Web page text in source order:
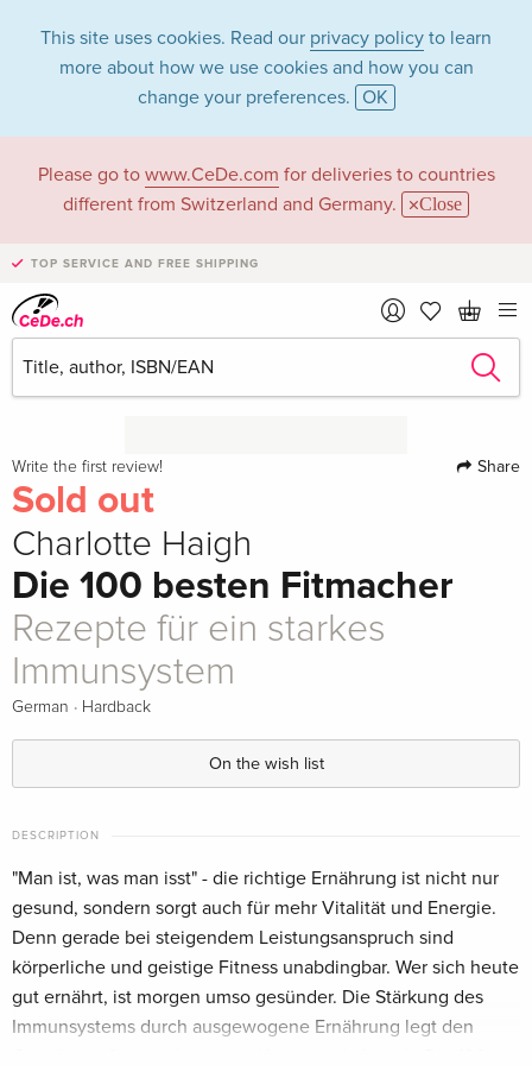
This site uses cookies. Read our privacy policy to learn
more about how we use cookies and how you can
change your preferences. OK
Please go to www.CeDe.com for deliveries to countries
different from Switzerland and Germany.
Close
TOP SERVICE AND FREE SHIPPING
Write the first review! Share
Sold out
Charlotte Haigh
Die 100 besten Fitmacher
Rezepte für ein starkes
Immunsystem
German · Hardback
On the wish list
DESCRIPTION
"Man ist, was man isst" - die richtige Ernährung ist nicht nur
gesund, sondern sorgt auch für mehr Vitalität und Energie.
Denn gerade bei steigendem Leistungsanspruch sind
körperliche und geistige Fitness unabdingbar. Wer sich heute
gut ernährt, ist morgen umso gesünder. Die Stärkung des
Immunsystems durch ausgewogene Ernährung legt den